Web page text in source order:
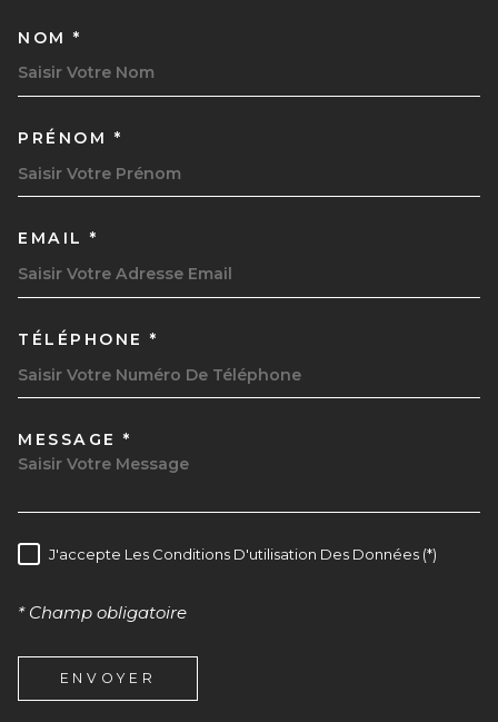
NOM *
PRÉNOM *
EMAIL *
TÉLÉPHONE *
MESSAGE *
RÈGLEMENTATION
J'accepte Les Conditions D'utilisation Des Données (*)
* Champ obligatoire
ENVOYER